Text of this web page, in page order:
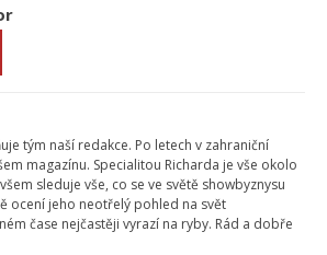
tým naší redakce. Po letech v zahraniční
magazínu. Specialitou Richarda je vše okolo
sleduje vše, co se ve světě showbyznysu
ocení jeho neotřelý pohled na svět
čase nejčastěji vyrazí na ryby. Rád a dobře